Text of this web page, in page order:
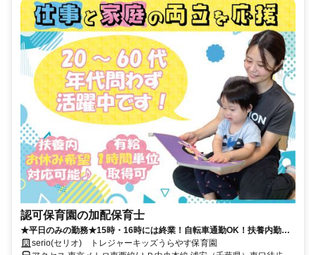
認可保育園の加配保育士
★平日のみの勤務★15時・16時には終業！自転車通勤OK！扶養内勤務
OK！園見学実施中♪
serio(セリオ) トレジャーキッズうらやす保育園